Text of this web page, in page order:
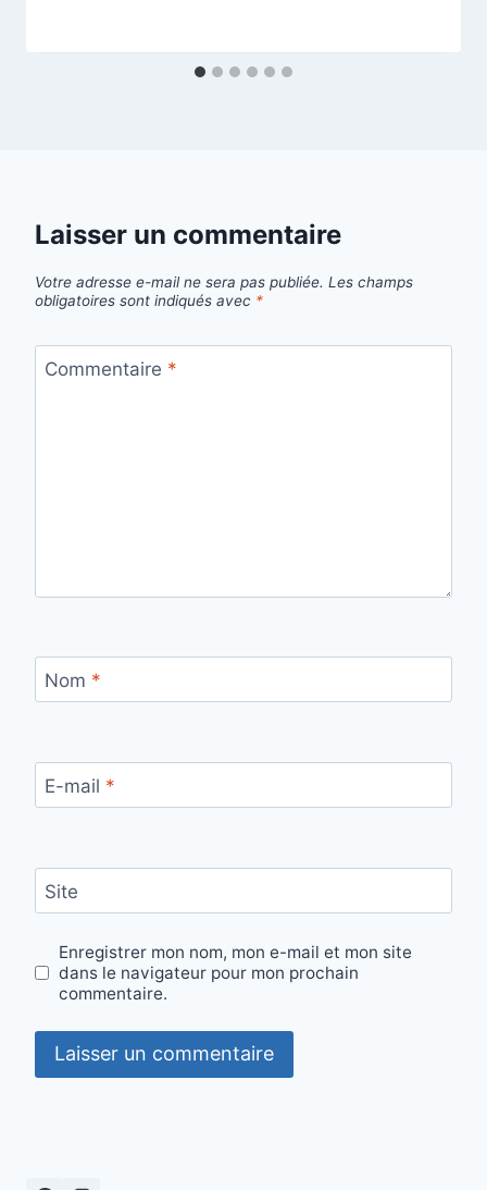
Laisser un commentaire
Votre adresse e-mail ne sera pas publiée. Les champs
obligatoires sont indiqués avec *
Commentaire *
Nom *
E-mail *
Site
Enregistrer mon nom, mon e-mail et mon site
dans le navigateur pour mon prochain
commentaire.